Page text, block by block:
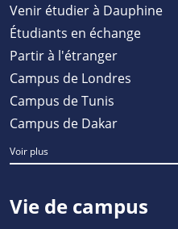
Venir étudier à Dauphine
Étudiants en échange
Partir à l'étranger
Campus de Londres
Campus de Tunis
Campus de Dakar
Voir plus
Vie de campus